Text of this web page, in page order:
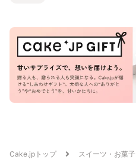
Cake.jpトップ スイーツ・お菓子